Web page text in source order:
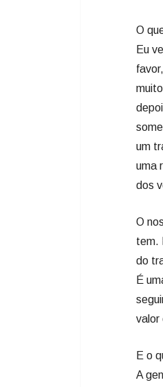
O
Eu
um
uma
dos
O
tem.
do
É
valor
E o
A